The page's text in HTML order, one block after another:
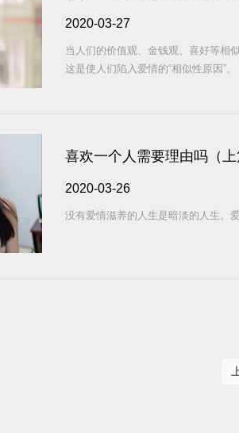
2020-03-27
当人们的价值观、金钱观、喜好等相
这是使人们陷入爱情的“相似性原因”。
喜欢一个人需要理由吗（
2020-03-26
没有爱情滋养的人生是暗淡的人生。